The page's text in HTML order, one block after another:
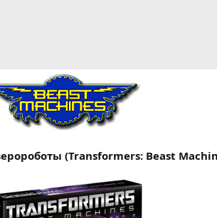
(Transformers: Beast